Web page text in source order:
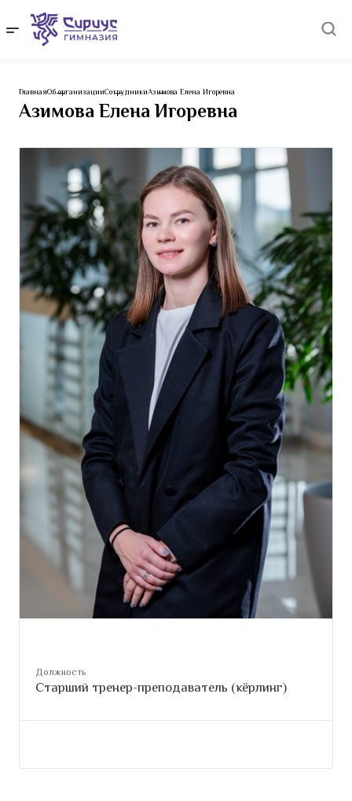
Азимова Елена Игоревна
ГлавнаяОб организацииСотрудникиАзимова Елена Игоревна
Должность
Старший тренер-преподаватель (кёрлинг)